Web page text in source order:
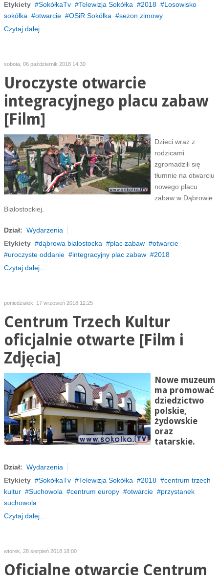
Etykiety
SokółkaTv Telewizja Sokółka 2018
Losowisko
sokółka
otwarcie OSiR Sokółka
sezon zimowy
Czytaj dalej...
sobota, 06 październik 2018 14:30
Uroczyste otwarcie
integracyjnego placu zabaw
[Film]
Dzieci wraz z
rodzicami
zgromadzili się
tłumnie na otwarciu
nowego placu
zabaw w Dąbrowie
Białostockiej.
Dział: Wydarzenia
Etykiety
dąbrowa białostocka plac zabaw
otwarcie
uroczyste oddanie
integracyjny plac zabaw
2018
Czytaj dalej...
poniedziałek, 17 wrzesień 2018 12:25
Centrum Trzech Kultur
oficjalnie otwarte [Film i
Zdjęcia]
Nowe muzeum
ma promować
dziedzictwo
polskie,
żydowskie
oraz
tatarskie.
Dział: Wydarzenia
Etykiety
SokółkaTv Telewizja Sokółka 2018
centrum trzech
kultur
Suchowola centrum europy otwarcie
przystanek
suchowola
Czytaj dalej...
wtorek, 28 sierpień 2018 18:00
Oficjalne otwarcie Centrum